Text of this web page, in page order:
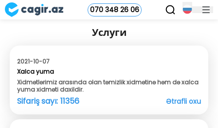
070 348 26 06
Услуги
2021-10-07
Xalca yuma
Xidmətlərimiz arasında olan təmizlik xidmətinə həm də xalca
yuma xidməti daxildir.
Sifariş sayı: 11356 Ətrafli oxu